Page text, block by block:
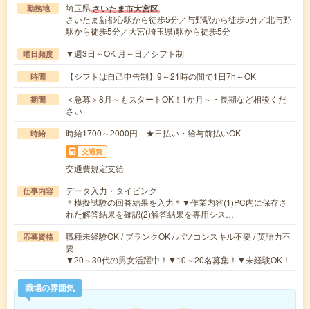
勤務地 埼玉県さいたま市大宮区
さいたま新都心駅から徒歩5分／与野駅から徒歩5分／北与野
駅から徒歩5分／大宮(埼玉県)駅から徒歩5分
曜日頻度 ▼週3日～OK 月～日／シフト制
時間 【シフトは自己申告制】9～21時の間で1日7h～OK
期間
＜急募＞8月～もスタートOK！1か月～・長期など相談くだ
さい
時給 時給1700～2000円 ★日払い・給与前払いOK
交通費
交通費規定支給
仕事内容
データ入力・タイピング
＊模擬試験の回答結果を入力＊▼作業内容(1)PC内に保存さ
れた解答結果を確認(2)解答結果を専用シス…
応募資格
職種未経験OK / ブランクOK / パソコンスキル不要 / 英語力不
要
▼20～30代の男女活躍中！▼10～20名募集！▼未経験OK！
職場の雰囲気